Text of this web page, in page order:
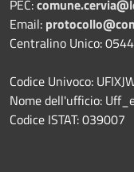
PEC:
Email:
Centralino Unico:
Codice Univoco:
Nome dell'ufficio:
Codice ISTAT: 039007